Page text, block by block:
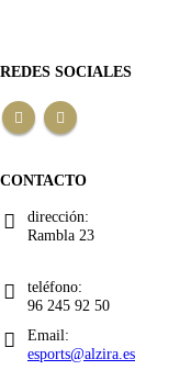
REDES SOCIALES
CONTACTO
dirección:
Rambla 23
teléfono:
96 245 92 50
Email:
esports@alzira.es